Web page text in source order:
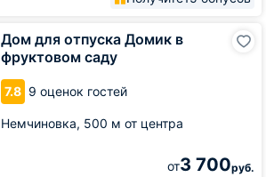
Дом для отпуска Домик в
фруктовом саду
7.8 9 оценок гостей
Немчиновка, 500 м от центра
от3 700руб.